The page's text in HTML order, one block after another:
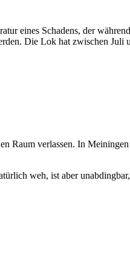
eines Schadens, der
Die Lok hat zwischen Juli
Raum verlassen. In
weh, ist aber